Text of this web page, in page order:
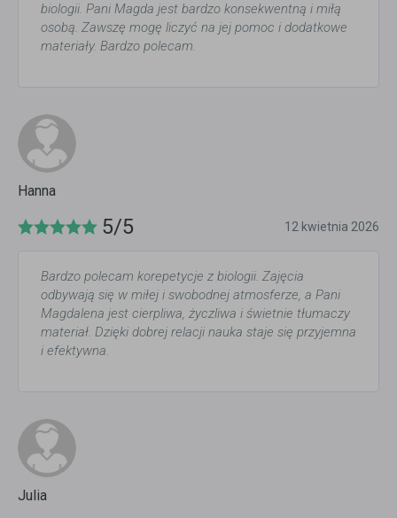
biologii. Pani Magda jest bardzo konsekwentną i miłą
osobą. Zawszę mogę liczyć na jej pomoc i dodatkowe
materiały. Bardzo polecam.
Hanna
5/5 12 kwietnia 2026
Bardzo polecam korepetycje z biologii. Zajęcia
odbywają się w miłej i swobodnej atmosferze, a Pani
Magdalena jest cierpliwa, życzliwa i świetnie tłumaczy
materiał. Dzięki dobrej relacji nauka staje się przyjemna
i efektywna.
Julia